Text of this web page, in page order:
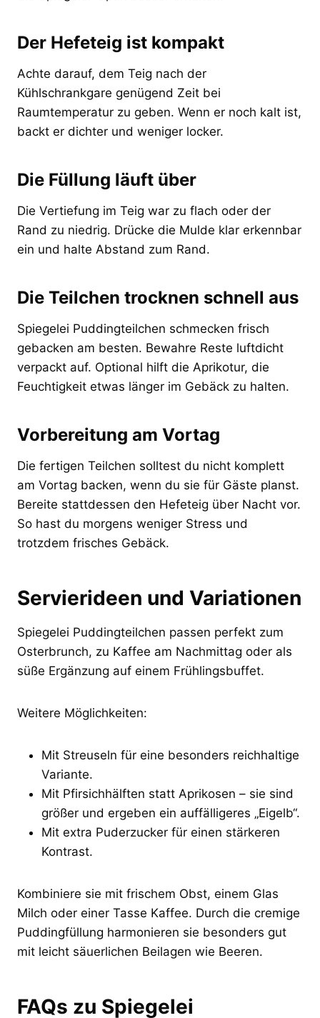
Der Hefeteig ist kompakt
Achte darauf, dem Teig nach der
Kühlschrankgare genügend Zeit bei
Raumtemperatur zu geben. Wenn er noch kalt ist,
backt er dichter und weniger locker.
Die Füllung läuft über
Die Vertiefung im Teig war zu flach oder der
Rand zu niedrig. Drücke die Mulde klar erkennbar
ein und halte Abstand zum Rand.
Die Teilchen trocknen schnell aus
Spiegelei Puddingteilchen schmecken frisch
gebacken am besten. Bewahre Reste luftdicht
verpackt auf. Optional hilft die Aprikotur, die
Feuchtigkeit etwas länger im Gebäck zu halten.
Vorbereitung am Vortag
Die fertigen Teilchen solltest du nicht komplett
am Vortag backen, wenn du sie für Gäste planst.
Bereite stattdessen den Hefeteig über Nacht vor.
So hast du morgens weniger Stress und
trotzdem frisches Gebäck.
Servierideen und Variationen
Spiegelei Puddingteilchen passen perfekt zum
Osterbrunch, zu Kaffee am Nachmittag oder als
süße Ergänzung auf einem Frühlingsbuffet.
Weitere Möglichkeiten:
Mit Streuseln für eine besonders reichhaltige
Variante.
Mit Pfirsichhälften statt Aprikosen – sie sind
größer und ergeben ein auffälligeres „Eigelb“.
Mit extra Puderzucker für einen stärkeren
Kontrast.
Kombiniere sie mit frischem Obst, einem Glas
Milch oder einer Tasse Kaffee. Durch die cremige
Puddingfüllung harmonieren sie besonders gut
mit leicht säuerlichen Beilagen wie Beeren.
FAQs zu Spiegelei